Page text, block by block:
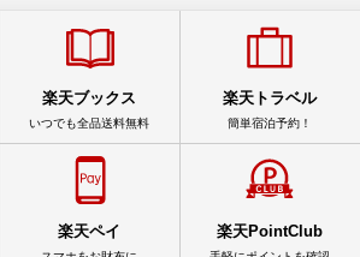
楽天ブックス
いつでも全品送料無料
楽天トラベル
簡単宿泊予約！
楽天ペイ 楽天PointClub